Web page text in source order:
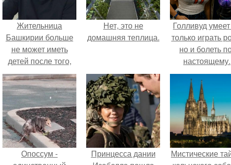
Жительница
Башкирии больше
не может иметь
детей после того,
как медики сделали
ей аборт на шестом
месяце
беременности и
оставили в матке
плаценту.
Нет, это не
домашняя теплица.
Голливуд
только играть
но и болеть
настоящему.
Опоссум -
Принцесса дании
Мистические